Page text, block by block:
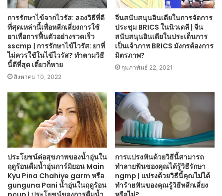
การรักษาไข้จากไวรัส: ลองวิธีที่ดี
ที่สุดเหล่านี้เพื่อหลีกเลี่ยงการใช้
ยาเพื่อการฟื้นตัวอย่างรวดเร็ว
sscmp | การรักษาไข้ไวรัส: ยาที่
ไม่ควรใช้ในไข้ไวรัส? ทำตามวิธี
นี้ดีที่สุด เดี๋ยวก็หาย
สิงหาคม 10, 2022
จีนสนับสนุนอินเดียในการจัดการ
ประชุม BRICS ในนิวเดลี | จีน
สนับสนุนอินเดียในประเด็นการ
เป็นเจ้าภาพ BRICS มังกรต้องการ
มิตรภาพ?
กุมภาพันธ์ 22, 2021
ประโยชน์ต่อสุขภาพของน้ำอุ่นใน
ฤดูร้อนดื่มน้ำอุ่นการ์มิยอน Main
Kyu Pina Chahiye garm หรือ
gunguna Pani น้ำอุ่นในฤดูร้อน
การแปรงฟันด้วยวิธีนี้สามารถ
ทำลายฟันของคุณได้รู้วิธีรักษา
ngmp | แปรงด้วยวิธีนี้คุณไม่ได้
ทำร้ายฟันของคุณรู้วิธีหลีกเลี่ยง